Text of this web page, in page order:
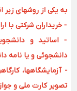
به یکی از روشهای زیر
- خریداران شرکتی با
- اساتید و
دانشجوئی و یا نامه
- آزمایشگاهها،
تصویر کارت ملی و